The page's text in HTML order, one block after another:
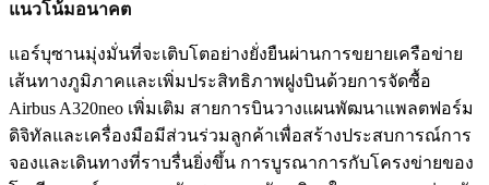
แนวโน้มอนาคต
แอร์บุซานมุ่งมั่นที่จะเติบโตอย่างยั่งยืนผ่านการขยายเครือข่าย
เส้นทางภูมิภาคและเพิ่มประสิทธิภาพฝูงบินด้วยการจัดซื้อ
Airbus A320neo เพิ่มเติม สายการบินวางแผนพัฒนาแพลตฟอร์ม
ดิจิทัลและเครื่องมือมีส่วนร่วมลูกค้าเพื่อสร้างประสบการณ์การ
จองและเดินทางที่ราบรื่นยิ่งขึ้น การบูรณาการกับโครงข่ายของ